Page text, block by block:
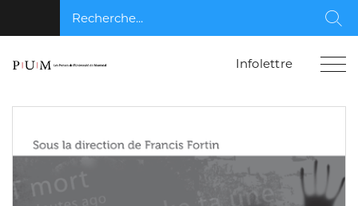
Recherche...
Infolettre